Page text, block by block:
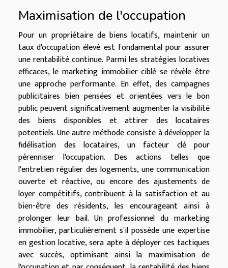
Maximisation de l'occupation
Pour un propriétaire de biens locatifs, maintenir un
taux d'occupation élevé est fondamental pour assurer
une rentabilité continue. Parmi les stratégies locatives
efficaces, le marketing immobilier ciblé se révèle être
une approche performante. En effet, des campagnes
publicitaires bien pensées et orientées vers le bon
public peuvent significativement augmenter la visibilité
des biens disponibles et attirer des locataires
potentiels. Une autre méthode consiste à développer la
fidélisation des locataires, un facteur clé pour
pérenniser l'occupation. Des actions telles que
l'entretien régulier des logements, une communication
ouverte et réactive, ou encore des ajustements de
loyer compétitifs, contribuent à la satisfaction et au
bien-être des résidents, les encourageant ainsi à
prolonger leur bail. Un professionnel du marketing
immobilier, particulièrement s'il possède une expertise
en gestion locative, sera apte à déployer ces tactiques
avec succès, optimisant ainsi la maximisation de